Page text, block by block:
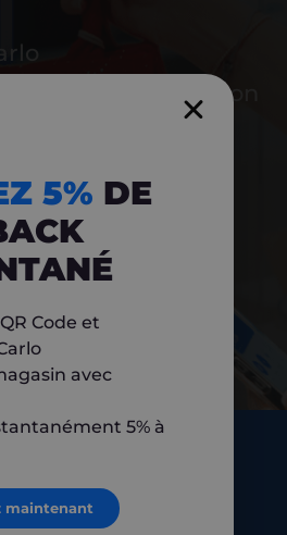
avec l’application
5 % à
5% DE
Code et
avec
5% à
maintenant